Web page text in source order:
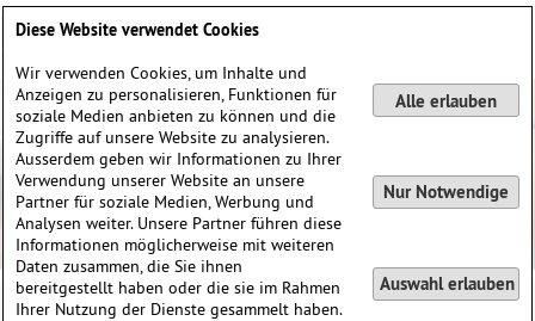
Diese Website verwendet Cookies
Wir verwenden Cookies, um Inhalte und
Anzeigen zu personalisieren, Funktionen für
soziale Medien anbieten zu können und die
Zugriffe auf unsere Website zu analysieren.
Ausserdem geben wir Informationen zu Ihrer
Verwendung unserer Website an unsere
Partner für soziale Medien, Werbung und
Analysen weiter. Unsere Partner führen diese
Informationen möglicherweise mit weiteren
Daten zusammen, die Sie ihnen
bereitgestellt haben oder die sie im Rahmen
Ihrer Nutzung der Dienste gesammelt haben.
Alle erlauben
Nur Notwendige
Auswahl erlauben